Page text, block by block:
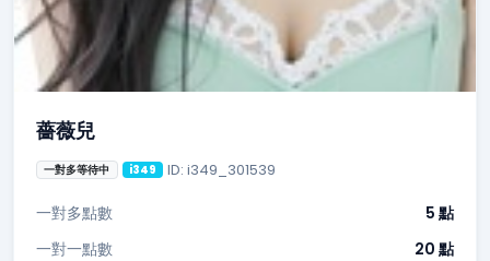
薔薇兒
一對多等待中 i349 ID: i349_301539
一對多點數
5 點
一對一點數
20 點